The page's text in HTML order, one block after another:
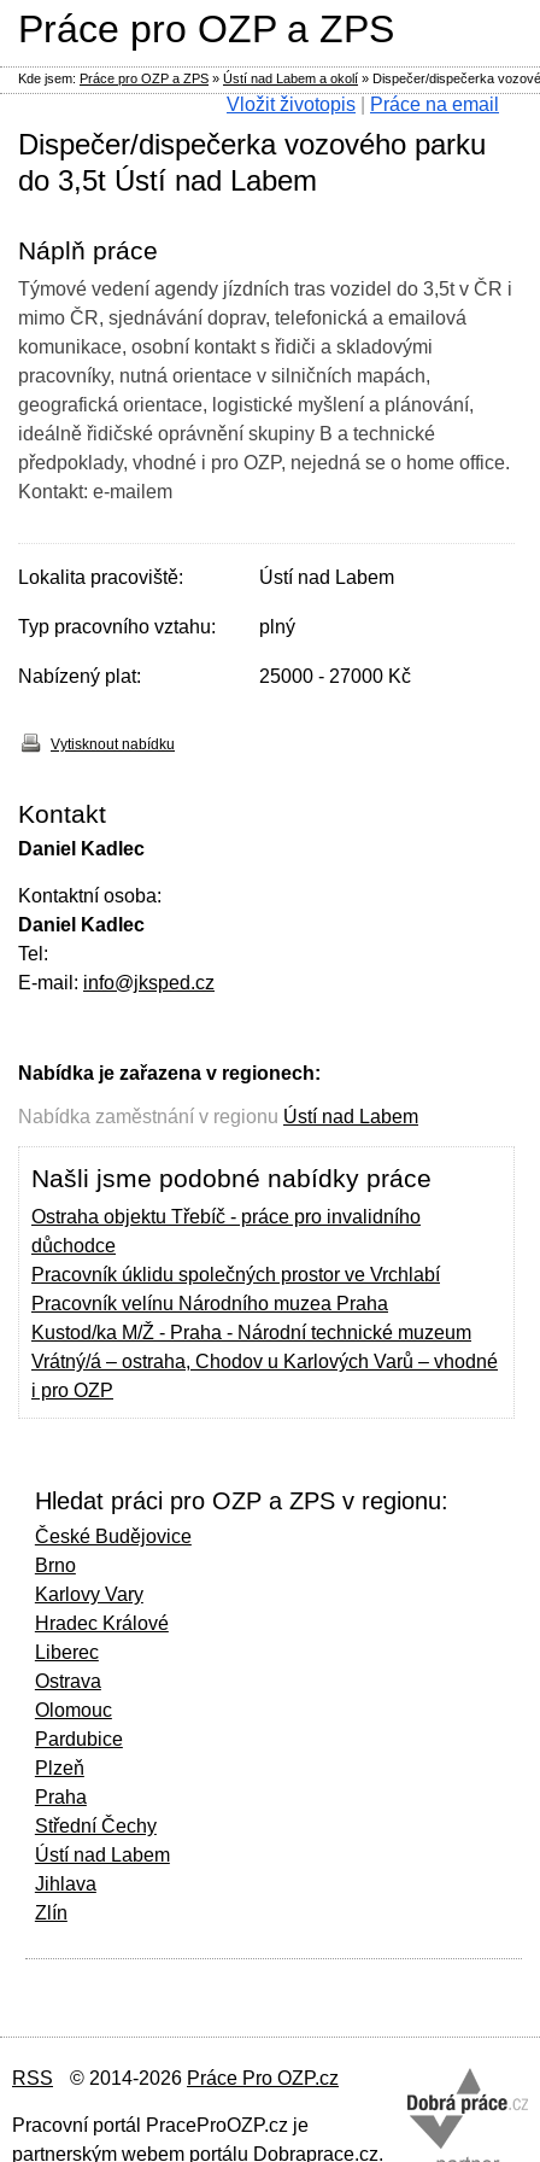
Dispečer/dispečerka vozového parku
do 3,5t Ústí nad Labem
Náplň práce
Týmové vedení agendy jízdních tras vozidel do 3,5t v ČR i
mimo ČR, sjednávání doprav, telefonická a emailová
komunikace, osobní kontakt s řidiči a skladovými
pracovníky, nutná orientace v silničních mapách,
geografická orientace, logistické myšlení a plánování,
ideálně řidičské oprávnění skupiny B a technické
předpoklady, vhodné i pro OZP, nejedná se o home office.
Kontakt: e-mailem
Lokalita pracoviště: Ústí nad Labem
Typ pracovního vztahu: plný
Nabízený plat: 25000 - 27000 Kč
Vytisknout nabídku
Kontakt
Daniel Kadlec
Kontaktní osoba:
Daniel Kadlec
Tel:
E-mail: info@jksped.cz
Nabídka je zařazena v regionech:
Nabídka zaměstnání v regionu Ústí nad Labem
Našli jsme podobné nabídky práce
Ostraha objektu Třebíč - práce pro invalidního
důchodce
Pracovník úklidu společných prostor ve Vrchlabí
Pracovník velínu Národního muzea Praha
Kustod/ka M/Ž - Praha - Národní technické muzeum
Vrátný/á – ostraha, Chodov u Karlových Varů – vhodné
i pro OZP
Hledat práci pro OZP a ZPS v regionu:
České Budějovice
Brno
Karlovy Vary
Hradec Králové
Liberec
Ostrava
Olomouc
Pardubice
Plzeň
Praha
Střední Čechy
Ústí nad Labem
Jihlava
Zlín
Práce pro OZP a ZPS
Vložit životopis Práce na email
RSS © 2014-2026 Práce Pro OZP.cz
Pracovní portál PraceProOZP.cz je
partnerským webem portálu Dobraprace.cz.
Kde jsem: Práce pro OZP a ZPS » Ústí nad Labem a okolí » Dispečer/dispečerka